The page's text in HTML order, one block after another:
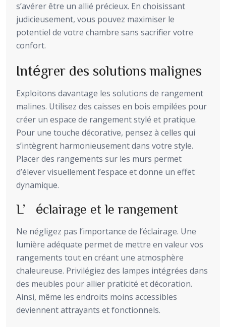
s’avérer être un allié précieux. En choisissant
judicieusement, vous pouvez maximiser le
potentiel de votre chambre sans sacrifier votre
confort.
Intégrer des solutions malignes
Exploitons davantage les solutions de rangement
malines. Utilisez des caisses en bois empilées pour
créer un espace de rangement stylé et pratique.
Pour une touche décorative, pensez à celles qui
s’intègrent harmonieusement dans votre style.
Placer des rangements sur les murs permet
d’élever visuellement l’espace et donne un effet
dynamique.
L’éclairage et le rangement
Ne négligez pas l’importance de l’éclairage. Une
lumière adéquate permet de mettre en valeur vos
rangements tout en créant une atmosphère
chaleureuse. Privilégiez des lampes intégrées dans
des meubles pour allier praticité et décoration.
Ainsi, même les endroits moins accessibles
deviennent attrayants et fonctionnels.